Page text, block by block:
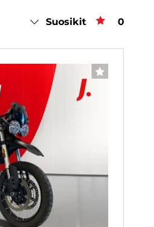
Suosikit 0
SUOSIKKI